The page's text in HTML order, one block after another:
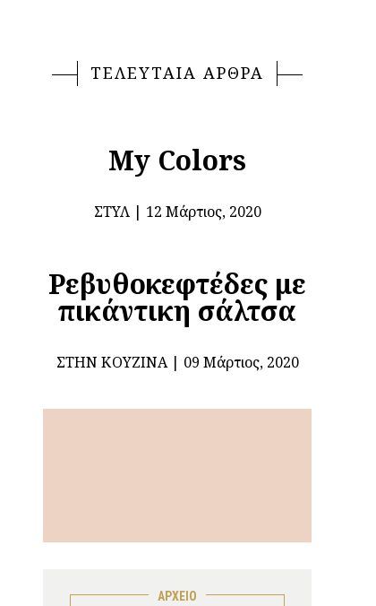
ΤΕΛΕΥΤΑΙΑ ΑΡΘΡΑ
My Colors
ΣΤΥΛ 12 Μάρτιος, 2020
Ρεβυθοκεφτέδες με
πικάντικη σάλτσα
ΣΤΗΝ ΚΟΥΖΊΝΑ 09 Μάρτιος, 2020
ΑΡΧΕΙΟ